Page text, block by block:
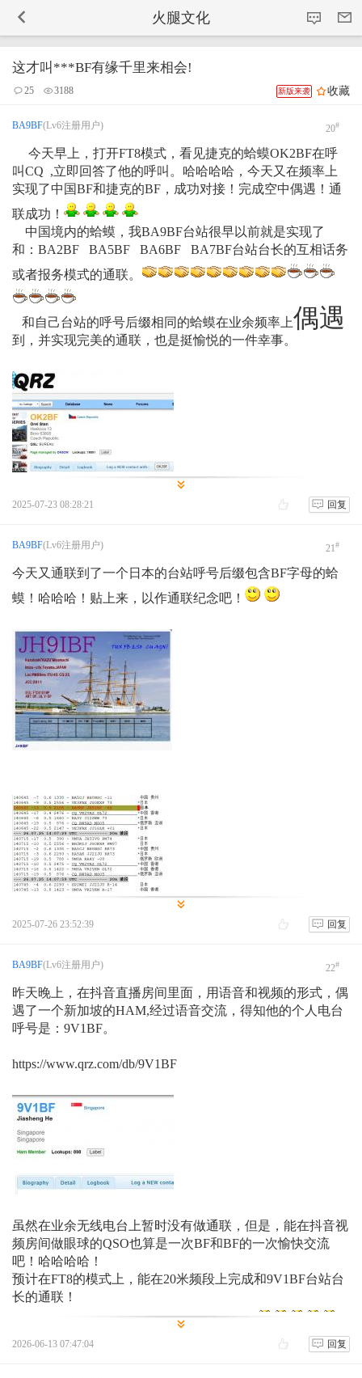
火腿文化
这才叫***BF有缘千里来相会!
25 3188 新版来袭 收藏
BA9BF(Lv6注册用户) 20#
今天早上，打开FT8模式，看见捷克的蛤蟆OK2BF在呼
叫CQ ,立即回答了他的呼叫。哈哈哈哈，今天又在频率上
实现了中国BF和捷克的BF，成功对接！完成空中偶遇！通
联成功！
中国境内的蛤蟆，我BA9BF台站很早以前就是实现了
和：BA2BF BA5BF BA6BF BA7BF台站台长的互相话务
或者报务模式的通联。
和自己台站的呼号后缀相同的蛤蟆在业余频率上偶遇
到，并实现完美的通联，也是挺愉悦的一件幸事。
2025-07-23 08:28:21 回复
BA9BF(Lv6注册用户) 21#
今天又通联到了一个日本的台站呼号后缀包含BF字母的蛤
蟆！哈哈哈！贴上来，以作通联纪念吧！
2025-07-26 23:52:39 回复
BA9BF(Lv6注册用户) 22#
昨天晚上，在抖音直播房间里面，用语音和视频的形式，偶
遇了一个新加坡的HAM,经过语音交流，得知他的个人电台
呼号是：9V1BF。
https://www.qrz.com/db/9V1BF
虽然在业余无线电台上暂时没有做通联，但是，能在抖音视
频房间做眼球的QSO也算是一次BF和BF的一次愉快交流
吧！哈哈哈哈！
预计在FT8的模式上，能在20米频段上完成和9V1BF台站台
长的通联！
先做个通联计划吧！留个念想！哈哈哈哈！
2026-06-13 07:47:04 回复